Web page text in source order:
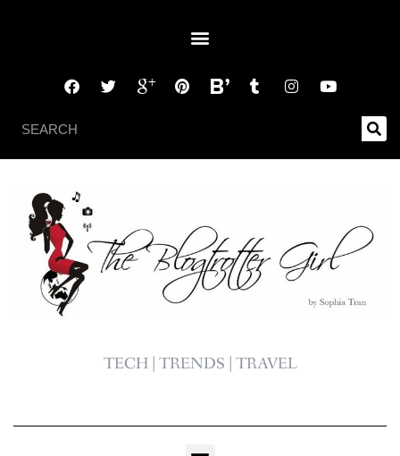
TECH | TRENDS | TRAVEL